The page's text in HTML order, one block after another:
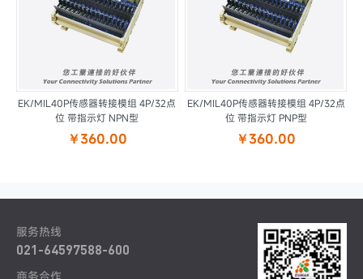
EK/MIL40P传感器转接模组 4P/32点
位 带指示灯 NPN型
￥360.00
EK/MIL40P传感器转接模组 4P/32点
位 带指示灯 PNP型
￥360.00
服务热线
021-64597588-600